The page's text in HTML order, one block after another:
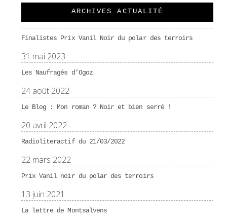
ARCHIVES ACTUALITÉ
Finalistes Prix Vanil Noir du polar des terroirs
31 mai 2023
Les Naufragés d’Ogoz
24 août 2022
Le Blog : Mon roman ? Noir et bien serré !
20 avril 2022
Radioliteractif du 21/03/2022
22 mars 2022
Prix Vanil noir du polar des terroirs
13 juin 2021
La lettre de Montsalvens